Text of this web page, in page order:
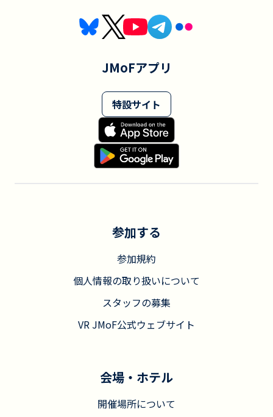
JMoFアプリ
特設サイト
参加する
参加規約
個人情報の取り扱いについて
スタッフの募集
VR JMoF公式ウェブサイト
会場・ホテル
開催場所について